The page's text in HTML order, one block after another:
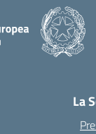
La